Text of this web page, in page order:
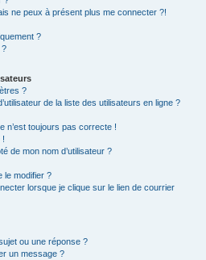
ne peux à présent plus me connecter ?!
?
?
?
de la liste des utilisateurs en ligne ?
n’est toujours pas correcte !
!
de mon nom d’utilisateur ?
le modifier ?
lorsque je clique sur le lien de courrier
ou une réponse ?
un message ?